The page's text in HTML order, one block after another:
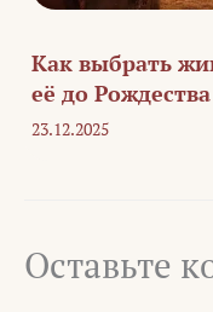
Как выбрать
её до Рождества
23.12.2025
Оставьте